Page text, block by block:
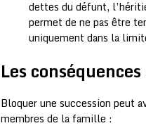
dettes du défunt,
permet de ne pas être
uniquement dans la
Les
Bloquer une succession peut
membres de la famille :